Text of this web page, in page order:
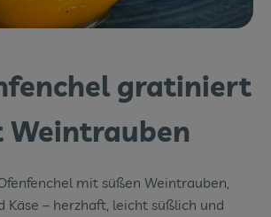
gratiniert
Weintrauben
mit süßen Weintrauben,
Käse – herzhaft, leicht süßlich und